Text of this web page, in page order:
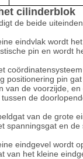
cilinderblok
de beide
eindvlak wordt
pin en wordt
positionering pin
van de voorzijde,
de
van de grote
spanningsgat en de
eindgevel wordt
van het kleine